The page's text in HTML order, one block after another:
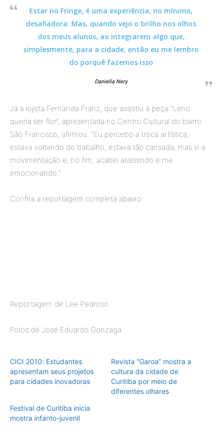
Estar no Fringe, é uma experiência, no mínimo,
desafiadora. Mas, quando vejo o brilho nos olhos
dos meus alunos, ao integrarem algo que,
simplesmente, para a cidade, então eu me lembro
do porquê fazemos isso
Daniella Nery
Já a lojista Fernanda Franz, que assistiu à peça “Leno
queria ser flor”, apresentada no Centro Cultural do bairro
São Francisco, afirmou: “Eu percebo a troca artística,
estava voltando do trabalho, estava tão cansada, mas vi a
movimentação e, no fim, acabei assistindo e me
emocionando.”
Confira a reportagem completa abaixo.
Reportagem de Lee Pedroso
Fotos de José Eduardo Gonzaga
CICI 2010: Estudantes
apresentam seus projetos
para cidades inovadoras
Revista “Garoa” mostra a
cultura da cidade de
Curitiba por meio de
diferentes olhares
Festival de Curitiba inicia
mostra infanto-juvenil